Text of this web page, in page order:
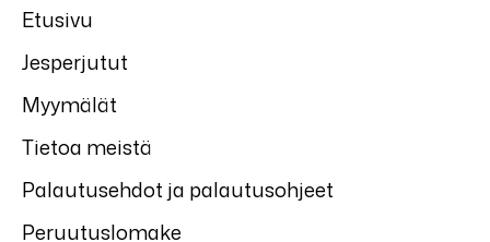
Jonathan
välikausirukkaset
Koko: 1 2 4
at